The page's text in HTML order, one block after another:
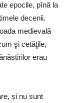
epocile, pînă la
decenii.
medievală
şi cetăţile,
erau
și nu sunt